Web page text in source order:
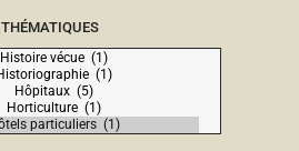
THÉMATIQUES